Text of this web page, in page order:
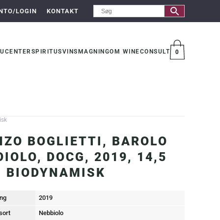
LOGIN KONTAKT
SPIRITUSVINSMAGNINGOM WINECONSULT 0
BOGLIETTI, BAROLO
DOCG, 2019, 14,5
BIODYNAMISK
2019
Nebbiolo